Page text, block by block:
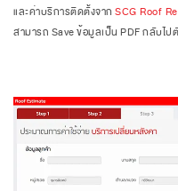
และค่าบริการติดตั้งจาก SCG Roof
สามารถ Save ข้อมูลเป็น PDF กลับไป